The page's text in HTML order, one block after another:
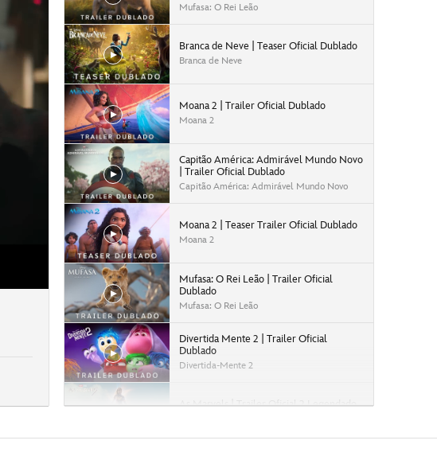
Mufasa: O Rei Leão
Branca de Neve | Teaser Oficial Dublado
Branca de Neve
Moana 2 | Trailer Oficial Dublado
Moana 2
Capitão América: Admirável Mundo Novo
| Trailer Oficial Dublado
Capitão América: Admirável Mundo Novo
Moana 2 | Teaser Trailer Oficial Dublado
Moana 2
Mufasa: O Rei Leão | Trailer Oficial
Dublado
Mufasa: O Rei Leão
Divertida Mente 2 | Trailer Oficial
Dublado
Divertida-Mente 2
As Marvels | Trailer Oficial 2 Legendado